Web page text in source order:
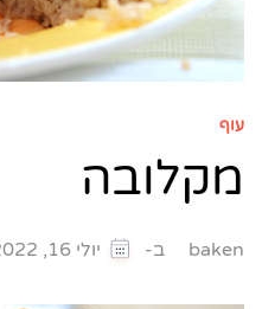
עוף
מקלובה
baken ב- יולי 16, 2022